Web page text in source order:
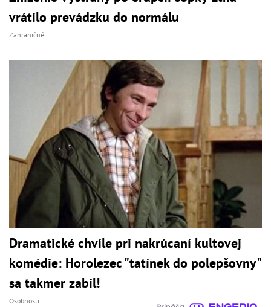
vrátilo prevádzku do normálu
Zahraničné
Dramatické chvíle pri nakrúcaní kultovej
komédie: Horolezec "tatínek do polepšovny"
sa takmer zabil!
Osobnosti